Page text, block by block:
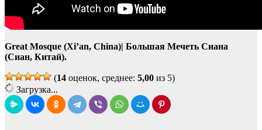
Great Mosque (Xi’an, China)| Большая Мечеть Сиана
(Сиан, Китай).
(14 оценок, среднее: 5,00 из 5)
Загрузка...